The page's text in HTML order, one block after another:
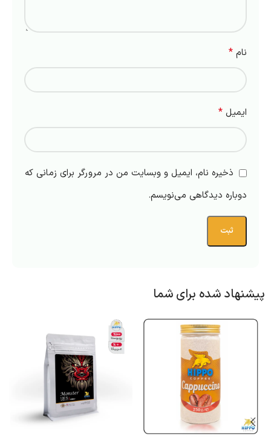
نام *
ایمیل *
ذخیره نام، ایمیل و وبسایت من در مرورگر برای زمانی که
دوباره دیدگاهی می‌نویسم.
پیشنهاد شده برای شما